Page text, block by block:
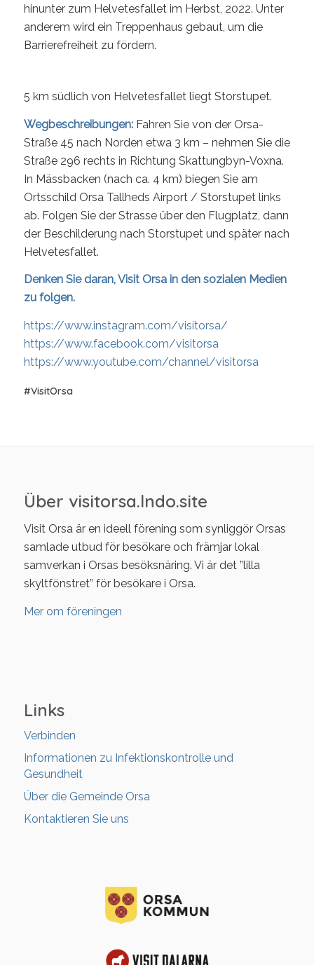
hinunter zum Helvetesfallet im Herbst, 2022. Unter
anderem wird ein Treppenhaus gebaut, um die
Barrierefreiheit zu fördern.
5 km südlich von Helvetesfallet liegt Storstupet.
Wegbeschreibungen:Fahren Sie von der Orsa-
Straße 45 nach Norden etwa 3 km – nehmen Sie die
Straße 296 rechts in Richtung Skattungbyn-Voxna.
In Mässbacken (nach ca. 4 km) biegen Sie am
Ortsschild Orsa Tallheds Airport / Storstupet links
ab. Folgen Sie der Strasse über den Flugplatz, dann
der Beschilderung nach Storstupet und später nach
Helvetesfallet.
Denken Sie daran, Visit Orsa in den sozialen Medien
zu folgen.
https://www.instagram.com/visitorsa/
https://www.facebook.com/visitorsa
https://www.youtube.com/channel/visitorsa
#VisitOrsa
Über visitorsa.lndo.site
Visit Orsa är en ideell förening som synliggör Orsas
samlade utbud för besökare och främjar lokal
samverkan i Orsas besöksnäring. Vi är det ”lilla
skyltfönstret” för besökare i Orsa.
Mer om föreningen
Links
Verbinden
Informationen zu Infektionskontrolle und
Gesundheit
Über die Gemeinde Orsa
Kontaktieren Sie uns